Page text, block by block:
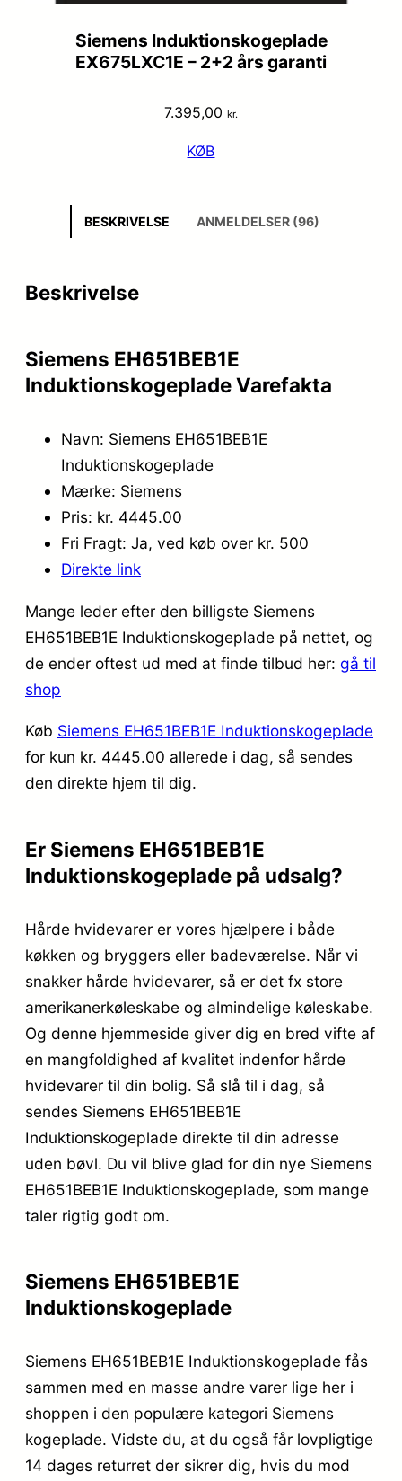
Siemens Induktionskogeplade
EX675LXC1E – 2+2 års garanti
7.395,00 kr.
KØB
BESKRIVELSE ANMELDELSER (96)
Beskrivelse
Siemens EH651BEB1E
Induktionskogeplade Varefakta
Navn: Siemens EH651BEB1E
Induktionskogeplade
Mærke: Siemens
Pris: kr. 4445.00
Fri Fragt: Ja, ved køb over kr. 500
Direkte link
Mange leder efter den billigste Siemens
EH651BEB1E Induktionskogeplade på nettet, og
de ender oftest ud med at finde tilbud her: gå til
shop
Køb Siemens EH651BEB1E Induktionskogeplade
for kun kr. 4445.00 allerede i dag, så sendes
den direkte hjem til dig.
Er Siemens EH651BEB1E
Induktionskogeplade på udsalg?
Hårde hvidevarer er vores hjælpere i både
køkken og bryggers eller badeværelse. Når vi
snakker hårde hvidevarer, så er det fx store
amerikanerkøleskabe og almindelige køleskabe.
Og denne hjemmeside giver dig en bred vifte af
en mangfoldighed af kvalitet indenfor hårde
hvidevarer til din bolig. Så slå til i dag, så
sendes Siemens EH651BEB1E
Induktionskogeplade direkte til din adresse
uden bøvl. Du vil blive glad for din nye Siemens
EH651BEB1E Induktionskogeplade, som mange
taler rigtig godt om.
Siemens EH651BEB1E
Induktionskogeplade
Siemens EH651BEB1E Induktionskogeplade fås
sammen med en masse andre varer lige her i
shoppen i den populære kategori Siemens
kogeplade. Vidste du, at du også får lovpligtige
14 dages returret der sikrer dig, hvis du mod